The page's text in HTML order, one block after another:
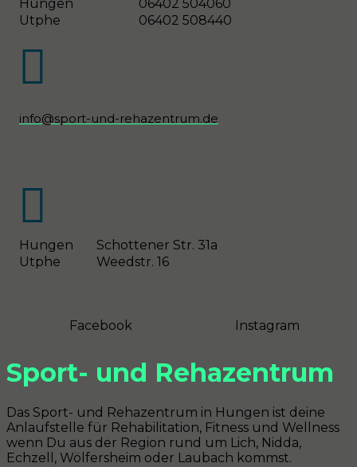
Hungen
06402 504060
Utphe
06402 508440

info@sport-und-rehazentrum.de

Hungen
Schottener Str. 31a
Utphe
Weedstr. 16
Facebook Instagram
Sport- und Rehazentrum
Das Sport- und Rehazentrum in Hungen ist deine
Anlaufstelle für Rehabilitation, Fitness und Wellness
wenn Du aus der Region rund um Lich, Nidda,
Echzell, Wölfersheim oder Laubach kommst.